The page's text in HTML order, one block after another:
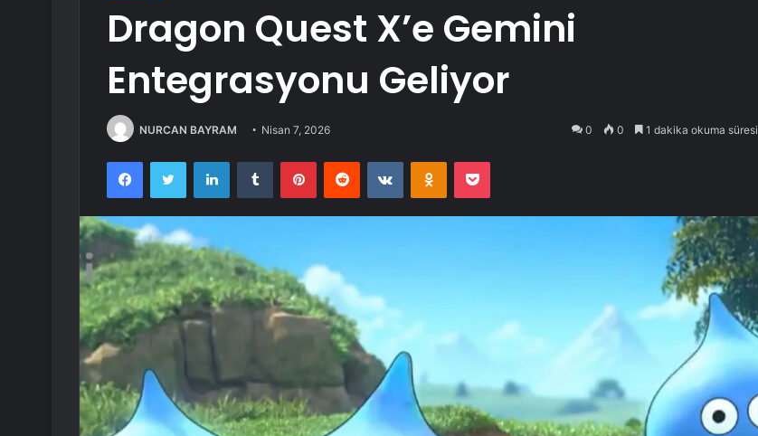
Dragon Quest X’e Gemini
Entegrasyonu Geliyor
NURCAN BAYRAM Nisan 7, 2026 0 0 1 dakika okuma süresi
FacebookTwitter LinkedInTumblr PinterestReddit VKontakteOdnoklassniki
Pocket